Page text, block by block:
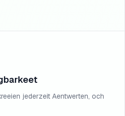
jederzeit Aentwerten, och